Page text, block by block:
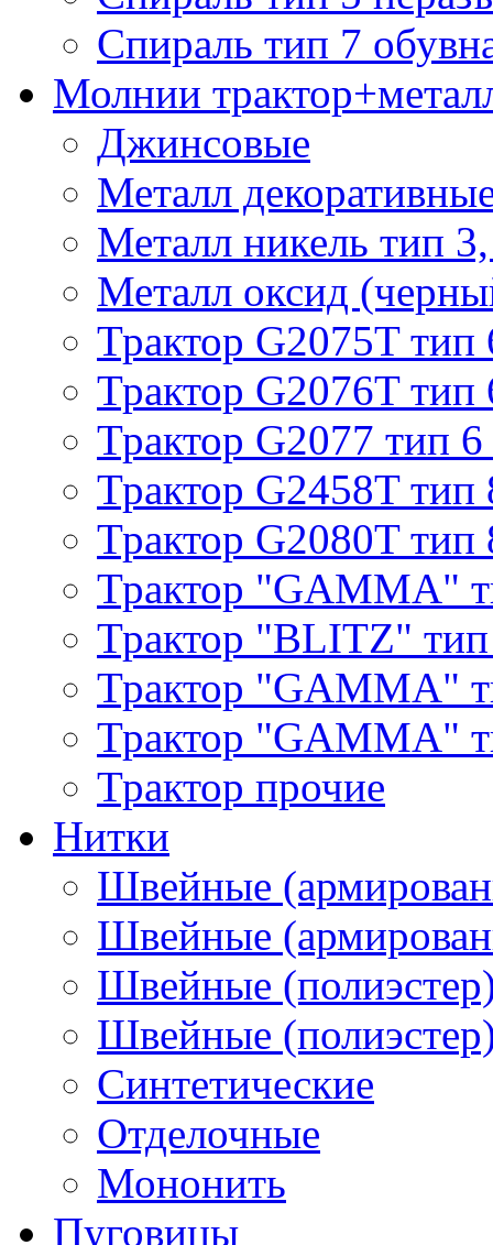
Спираль тип 7
Молнии
Джинсовые
Металл
Металл никель тип
Металл оксид
Трактор G2075T тип
Трактор G2076T тип
Трактор G2077 тип 6
Трактор G2458T тип
Трактор G2080T тип
Трактор "GAMMA"
Трактор "BLITZ"
Трактор "GAMMA"
Трактор "GAMMA"
Трактор прочие
Нитки
Швейные
Швейные
Швейные
Швейные
Синтетические
Отделочные
Мононить
Пуговицы